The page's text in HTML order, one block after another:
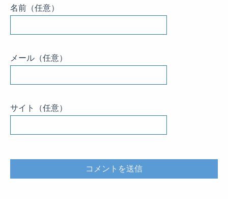
名前 （任意）
メール （任意）
サイト （任意）